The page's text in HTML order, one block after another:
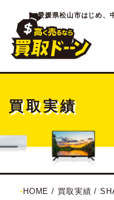
愛媛県松山市はじめ、
買取実績
HOME / 買取実績 /